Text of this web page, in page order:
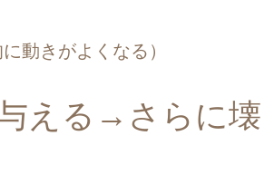
動きがよくなる）
える→さらに壊